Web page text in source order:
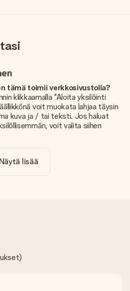
tämä toimii verkkosivustolla?
klikkaamalla "Aloita yksilöinti
voit muokata lahjaa täysin
kuva ja / tai teksti. Jos haluat
voit valita siihen
lahjasi yksilöinnin. Hauskaa ja
valokuva tilaamasi lahjan
laadun puolestasi!
voit tehdä haluamasi lahjan!
Näytä lisää
)